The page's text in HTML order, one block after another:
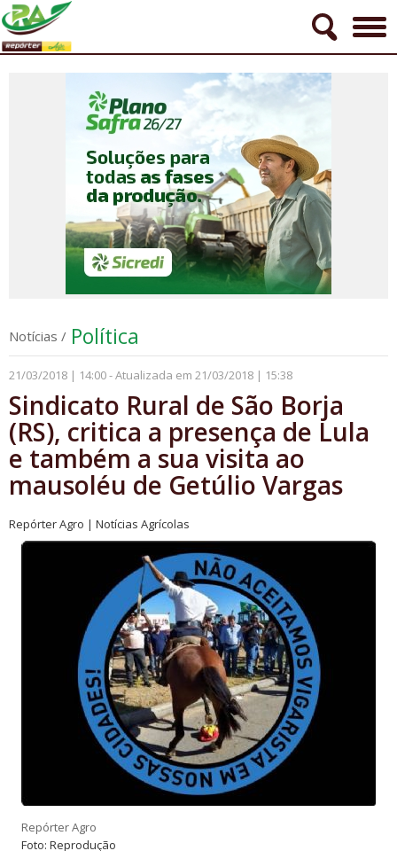
Notícias / Política
21/03/2018 | 14:00 - Atualizada em 21/03/2018 | 15:38
Sindicato Rural de São Borja
(RS), critica a presença de Lula
e também a sua visita ao
mausoléu de Getúlio Vargas
Repórter Agro | Notícias Agrícolas
Repórter Agro
Foto: Reprodução